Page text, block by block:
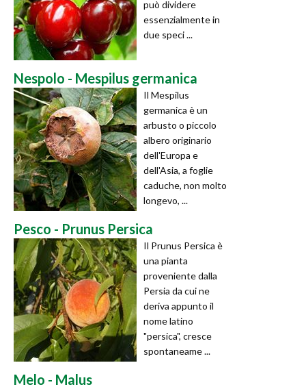
può dividere
essenzialmente in
due speci ...
Nespolo - Mespilus germanica
Il Mespilus
germanica è un
arbusto o piccolo
albero originario
dell'Europa e
dell'Asia, a foglie
caduche, non molto
longevo, ...
Pesco - Prunus Persica
Il Prunus Persica è
una pianta
proveniente dalla
Persia da cui ne
deriva appunto il
nome latino
"persica", cresce
spontaneame ...
Melo - Malus